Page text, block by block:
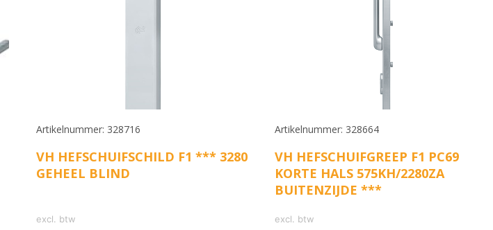
Artikelnummer: 328716
VH HEFSCHUIFSCHILD F1 *** 3280
GEHEEL BLIND
excl. btw
Artikelnummer: 328664
VH HEFSCHUIFGREEP F1 PC69
KORTE HALS 575KH/2280ZA
BUITENZIJDE ***
excl. btw